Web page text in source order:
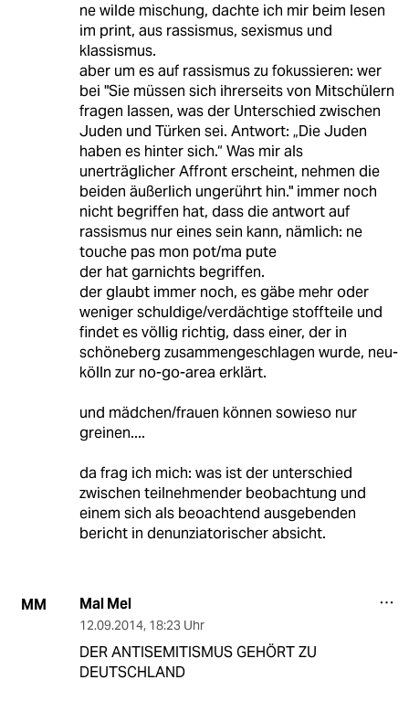
ne wilde mischung, dachte ich mir beim lesen
im print, aus rassismus, sexismus und
klassismus.
aber um es auf rassismus zu fokussieren: wer
bei "Sie müssen sich ihrerseits von Mitschülern
fragen lassen, was der Unterschied zwischen
Juden und Türken sei. Antwort: „Die Juden
haben es hinter sich.“ Was mir als
unerträglicher Affront erscheint, nehmen die
beiden äußerlich ungerührt hin." immer noch
nicht begriffen hat, dass die antwort auf
rassismus nur eines sein kann, nämlich: ne
touche pas mon pot/ma pute
der hat garnichts begriffen.
der glaubt immer noch, es gäbe mehr oder
weniger schuldige/verdächtige stoffteile und
findet es völlig richtig, dass einer, der in
schöneberg zusammengeschlagen wurde, neu-
kölln zur no-go-area erklärt.
und mädchen/frauen können sowieso nur
greinen....
da frag ich mich: was ist der unterschied
zwischen teilnehmender beobachtung und
einem sich als beoachtend ausgebenden
bericht in denunziatorischer absicht.
MM Mal Mel
12.09.2014, 18:23 Uhr
DER ANTISEMITISMUS GEHÖRT ZU
DEUTSCHLAND